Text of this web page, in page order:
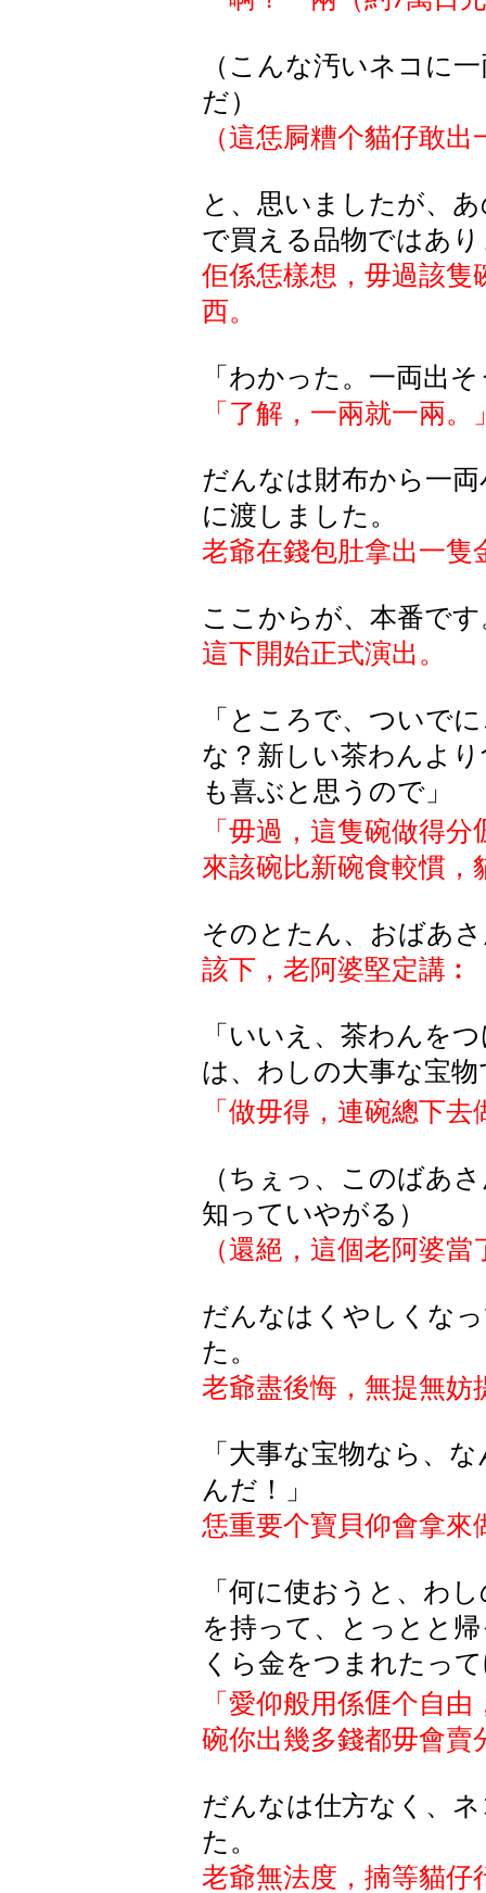
（こんな汚いネコに
だ）
（這恁屙糟个貓仔敢
と、思いましたが、
で買える品物ではあ
佢係恁樣想，毋過該隻
西。
「わかった。一両出
「了解，一兩就一兩。
だんなは財布から一
に渡しました。
老爺在錢包肚拿出一隻
ここからが、本番です
這下開始正式演出。
「ところで、ついで
な？新しい茶わんよ
も喜ぶと思うので」
「毋過，這隻碗做得分
來該碗比新碗食較慣，
そのとたん、おばあ
該下，老阿婆堅定講︰
「いいえ、茶わんを
は、 わしの大事な宝物
「做毋得，連碗總下
（ちぇっ、このばあ
知っていやがる）
（還絕，這個老阿婆
だんなはくやしくな
た。
老爺盡後悔，無提無妨
「大事な宝物なら、
んだ！」
恁重要个寶貝仰會拿來
「何に使おうと、わ
を持って、とっとと
くら金をつまれたっ
「愛仰般用係𠊎个自由
碗你出幾多錢都毋會賣
だんなは仕方なく、
た。
老爺無法度， 揇等貓仔